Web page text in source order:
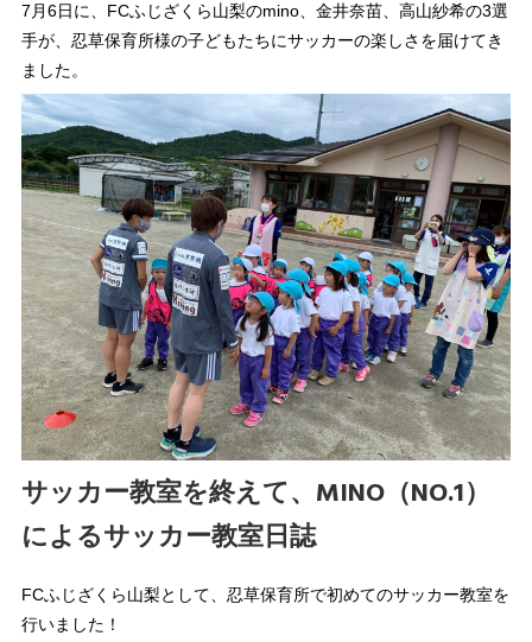
7月6日に、FCふじざくら山梨のmino、金井奈苗、高山紗希の3選
手が、忍草保育所様の子どもたちにサッカーの楽しさを届けてき
ました。
サッカー教室を終えて、MINO（NO.1）
によるサッカー教室日誌
FCふじざくら山梨として、忍草保育所で初めてのサッカー教室を
行いました！